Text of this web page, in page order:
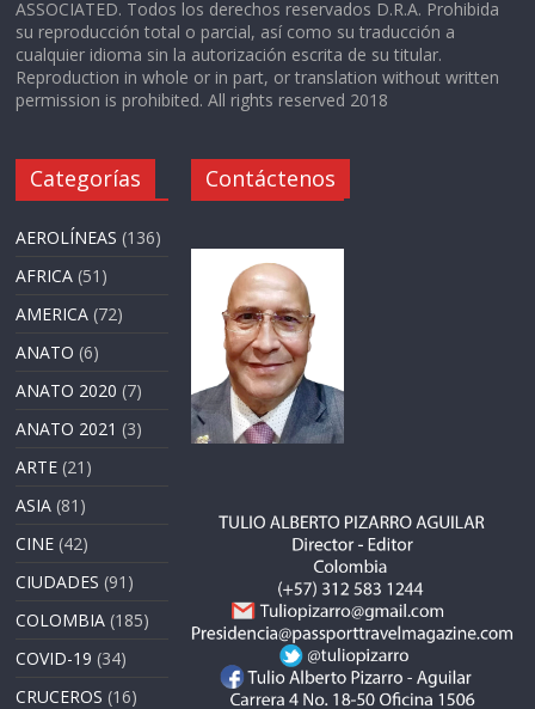
ASSOCIATED. Todos los derechos reservados D.R.A. Prohibida
su reproducción total o parcial, así como su traducción a
cualquier idioma sin la autorización escrita de su titular.
Reproduction in whole or in part, or translation without written
permission is prohibited. All rights reserved 2018
Categorías
AEROLÍNEAS (136)
AFRICA (51)
AMERICA (72)
ANATO (6)
ANATO 2020 (7)
ANATO 2021 (3)
ARTE (21)
ASIA (81)
CINE (42)
CIUDADES (91)
COLOMBIA (185)
COVID-19 (34)
CRUCEROS (16)
Contáctenos